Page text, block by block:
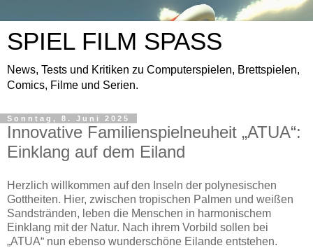
SPIEL FILM SPASS
News, Tests und Kritiken zu Computerspielen, Brettspielen,
Comics, Filme und Serien.
Sonntag, 8. Juni 2025
Innovative Familienspielneuheit „ATUA“:
Einklang auf dem Eiland
Herzlich willkommen auf den Inseln der polynesischen
Gottheiten. Hier, zwischen tropischen Palmen und weißen
Sandstränden, leben die Menschen in harmonischem
Einklang mit der Natur. Nach ihrem Vorbild sollen bei
„ATUA“ nun ebenso wunderschöne Eilande entstehen.